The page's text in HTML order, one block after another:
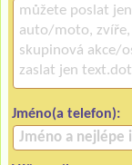
Jméno(a telefon):